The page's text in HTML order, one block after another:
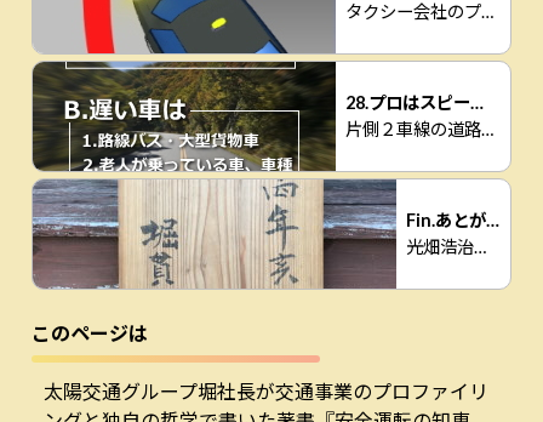
タクシー会社のプロの運転手でもこんな事がよくあります。
28.プロはスピードを...
片側２車線の道路の場合に「先を見る」能力の差が出る。
Fin.あとがき
光畑浩治先生のエッセー。
このページは
太陽交通グループ堀社長が交通事業のプロファイリ